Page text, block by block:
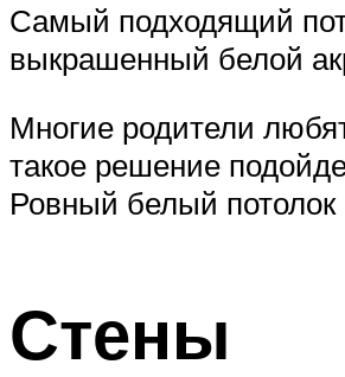
Самый подходящий
выкрашенный белой
Многие родители
такое решение
Ровный белый потолок
Стены